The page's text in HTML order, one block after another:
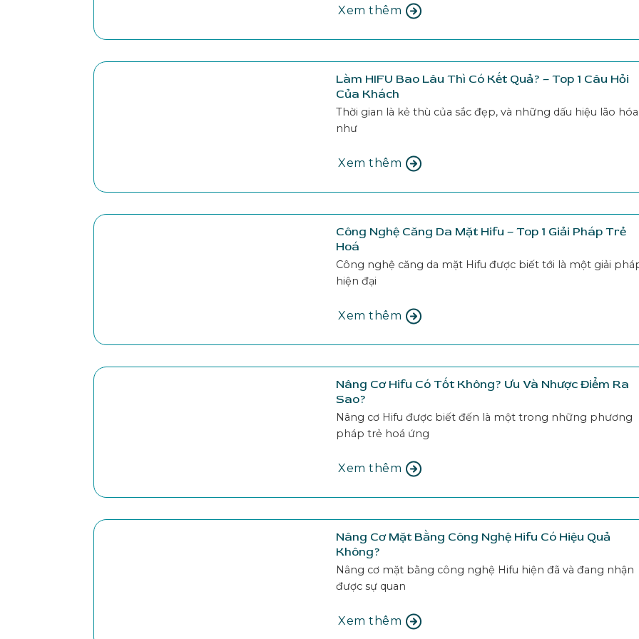
Xem thêm
Làm HIFU Bao Lâu Thì Có Kết Quả? – Top 1 Câu Hỏi
Của Khách
Thời gian là kẻ thù của sắc đẹp, và những dấu hiệu lão hóa
như
Xem thêm
Công Nghệ Căng Da Mặt Hifu – Top 1 Giải Pháp Trẻ
Hoá
Công nghệ căng da mặt Hifu được biết tới là một giải
hiện đại
Xem thêm
Nâng Cơ Hifu Có Tốt Không? Ưu Và Nhược Điểm Ra
Sao?
Nâng cơ Hifu được biết đến là một trong những phương
pháp trẻ hoá ứng
Xem thêm
Nâng Cơ Mặt Bằng Công Nghệ Hifu Có Hiệu Quả
Không?
Nâng cơ mặt bằng công nghệ Hifu hiện đã và đang nhận
được sự quan
Xem thêm